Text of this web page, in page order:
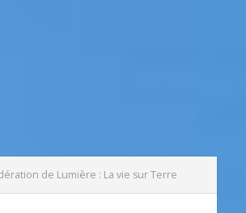
de Lumière : La vie sur Terre